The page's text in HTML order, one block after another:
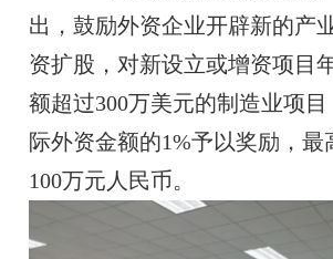
出，鼓励外资企业开辟新的产
资扩股，对新设立或增资项目
额超过300万美元的制造业项
际外资金额的1%予以奖励，最
100万元人民币。